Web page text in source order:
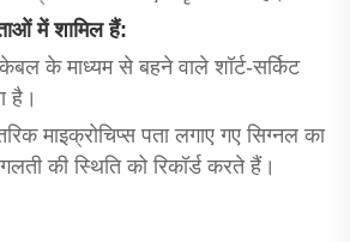
में शामिल हैं:
के माध्यम से बहने वाले शॉर्ट-सर्किट
है।
माइक्रोचिप्स पता लगाए गए सिग्नल का
की स्थिति को रिकॉर्ड करते हैं।